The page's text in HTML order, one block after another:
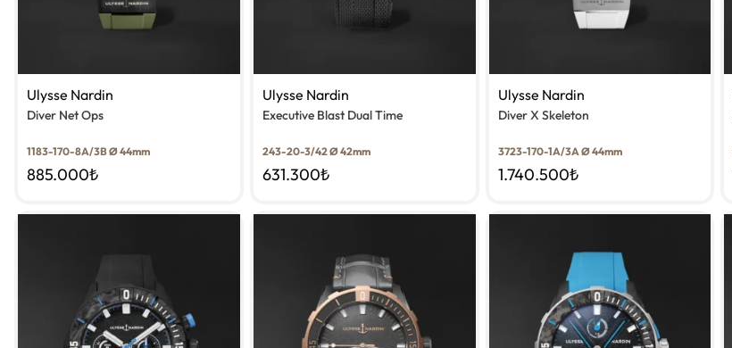
Ulysse Nardin
Diver Net Ops
1183-170-8A/3B Ø 44mm
885.000₺
Ulysse Nardin
Executive Blast Dual Time
243-20-3/42 Ø 42mm
631.300₺
Ulysse Nardin
Diver X Skeleton
3723-170-1A/3A Ø 44mm
1.740.500₺